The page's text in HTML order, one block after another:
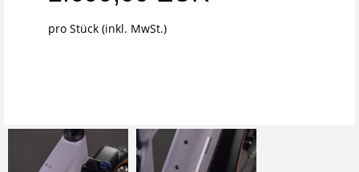
pro Stück (inkl. MwSt.)